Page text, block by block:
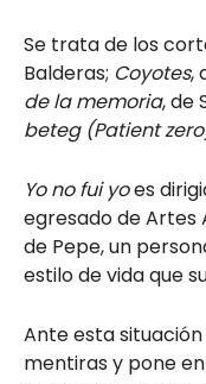
Se trata de los
Balderas; Coyotes,
de la memoria, de
beteg (Patient
Yo no fui yoes
egresado de Artes
de Pepe, un
estilo de vida que
Ante esta
mentiras y pone